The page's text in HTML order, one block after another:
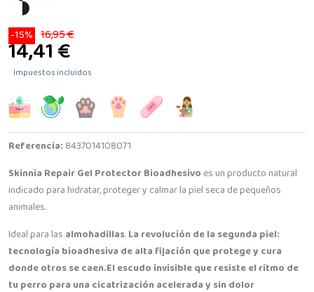
-15% 16,95 €
14,41 €
Impuestos incluidos
Referencia: 8437014108071
Skinnia Repair Gel Protector Bioadhesivo es un producto natural
indicado para hidratar, proteger y calmar la piel seca de pequeños
animales.
Ideal para las almohadillas.La revolución de la segunda piel:
tecnología bioadhesiva de alta fijación que protege y cura
donde otros se caen.El escudo invisible que resiste el ritmo de
tu perro para una cicatrización acelerada y sin dolor